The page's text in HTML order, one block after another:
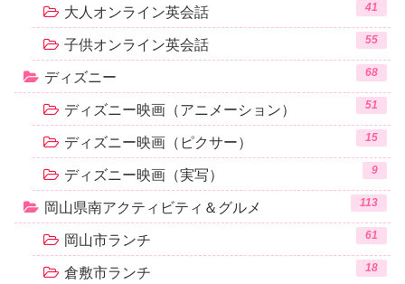
大人オンライン英会話 41
子供オンライン英会話 55
ディズニー 68
ディズニー映画（アニメーション） 51
ディズニー映画（ピクサー） 15
ディズニー映画（実写） 9
岡山県南アクティビティ＆グルメ 113
岡山市ランチ 61
倉敷市ランチ 18